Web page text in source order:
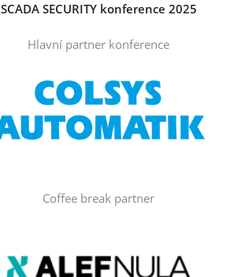
SCADA SECURITY konference 2025
Hlavní partner konference
Coffee break partner